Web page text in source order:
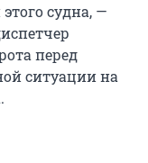
судна, —
перед
ситуации на